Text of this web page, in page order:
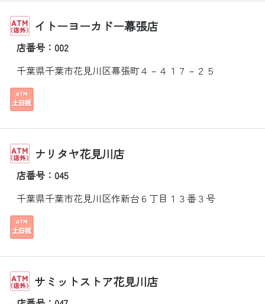
イトーヨーカドー幕張店
店番号：002
千葉県千葉市花見川区幕張町４－４１７－２５
ナリタヤ花見川店
店番号：045
千葉県千葉市花見川区作新台６丁目１３番３号
サミットストア花見川店